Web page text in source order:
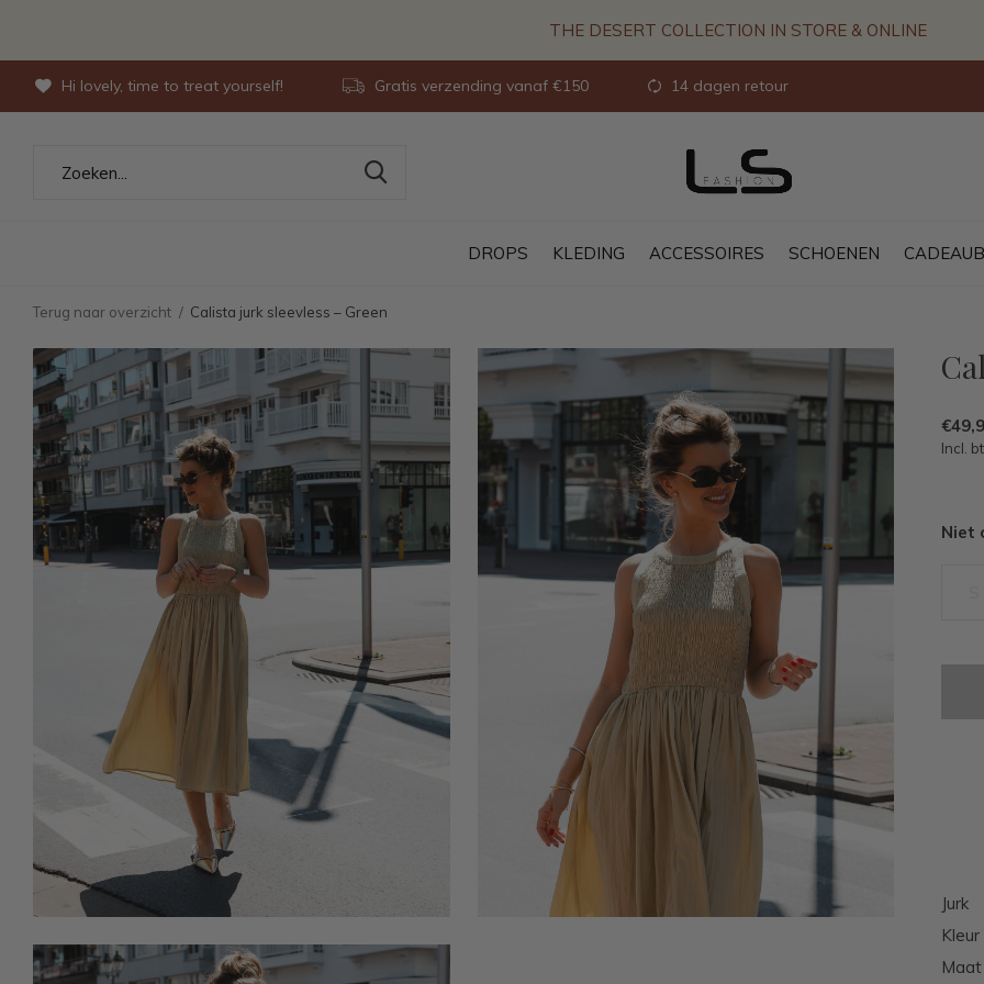
DROPS KLEDING ACCESSOIRES SCHOENEN
Hi lovely, time to treat yourself! Gratis verzending vanaf €150 14 dagen retour
THE DESERT COLLECTION IN STORE & ONLINE
Terug naar overzicht Calista jurk sleevless – Green
Incl.
Niet
Jurk